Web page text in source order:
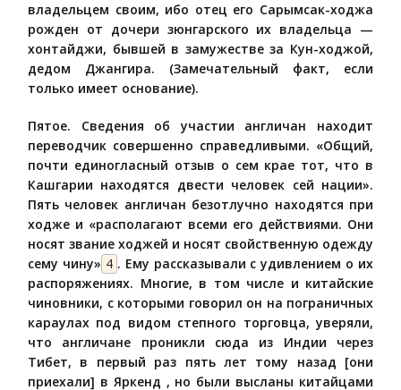
владельцем своим, ибо отец его Сарымсак-ходжа
рожден от дочери зюнгарского их владельца —
хонтайджи, бывшей в замужестве за Кун-ходжой,
дедом Джангира. (Замечательный факт, если
только имеет основание).
Пятое. Сведения об участии англичан находит
переводчик совершенно справедливыми. «Общий,
почти единогласный отзыв о сем крае тот, что в
Кашгарии находятся двести человек сей нации».
Пять человек англичан безотлучно находятся при
ходже и «располагают всеми его действиями. Они
носят звание ходжей и носят свойственную одежду
сему чину» 4 . Ему рассказывали с удивлением о их
распоряжениях. Многие, в том числе и китайские
чиновники, с которыми говорил он на пограничных
караулах под видом степного торговца, уверяли,
что англичане проникли сюда из Индии через
Тибет, в первый раз пять лет тому назад [они
приехали] в Яркенд , но были высланы китайцами